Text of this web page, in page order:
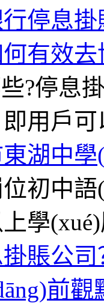
停息
有效
?停息
戶可
湖中
初中語
學
賬公
前觀